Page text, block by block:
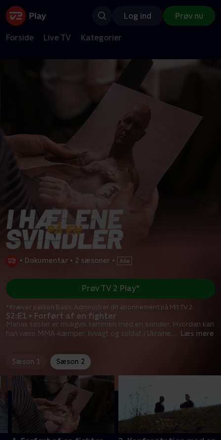
Log ind Prøv nu
Forside Live TV Kategorier
• Dokumentar • 2 sæsoner •
S2:E1 • Forført af en fighter
Marias søster er muligvis sammen med en svindler. Hvordan kan
han være MMA-kæmper, livvagt og soldat i Ukraine, ... Læs mere
Prøv TV 2 Play*
*Kræver pakken Basis. Administrer dit abonnement på Mit TV 2.
Sæson 1 Sæson 2